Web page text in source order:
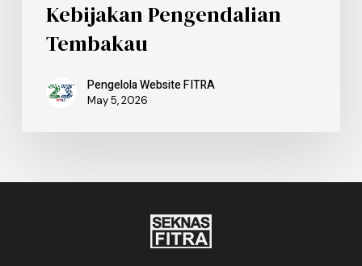
Kebijakan Pengendalian
Tembakau
Pengelola Website FITRA
May 5, 2026